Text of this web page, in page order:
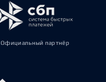
Официальный партнёр